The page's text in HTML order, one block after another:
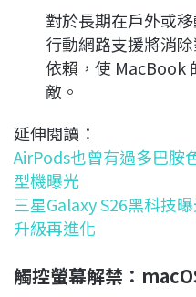
對於長期在戶外或
行動網路支援將消
依賴，使 MacBook
敵。
延伸閱讀：
AirPods也曾有過多巴胺
型機曝光
三星Galaxy S26黑科技
升級再進化
觸控螢幕解禁：